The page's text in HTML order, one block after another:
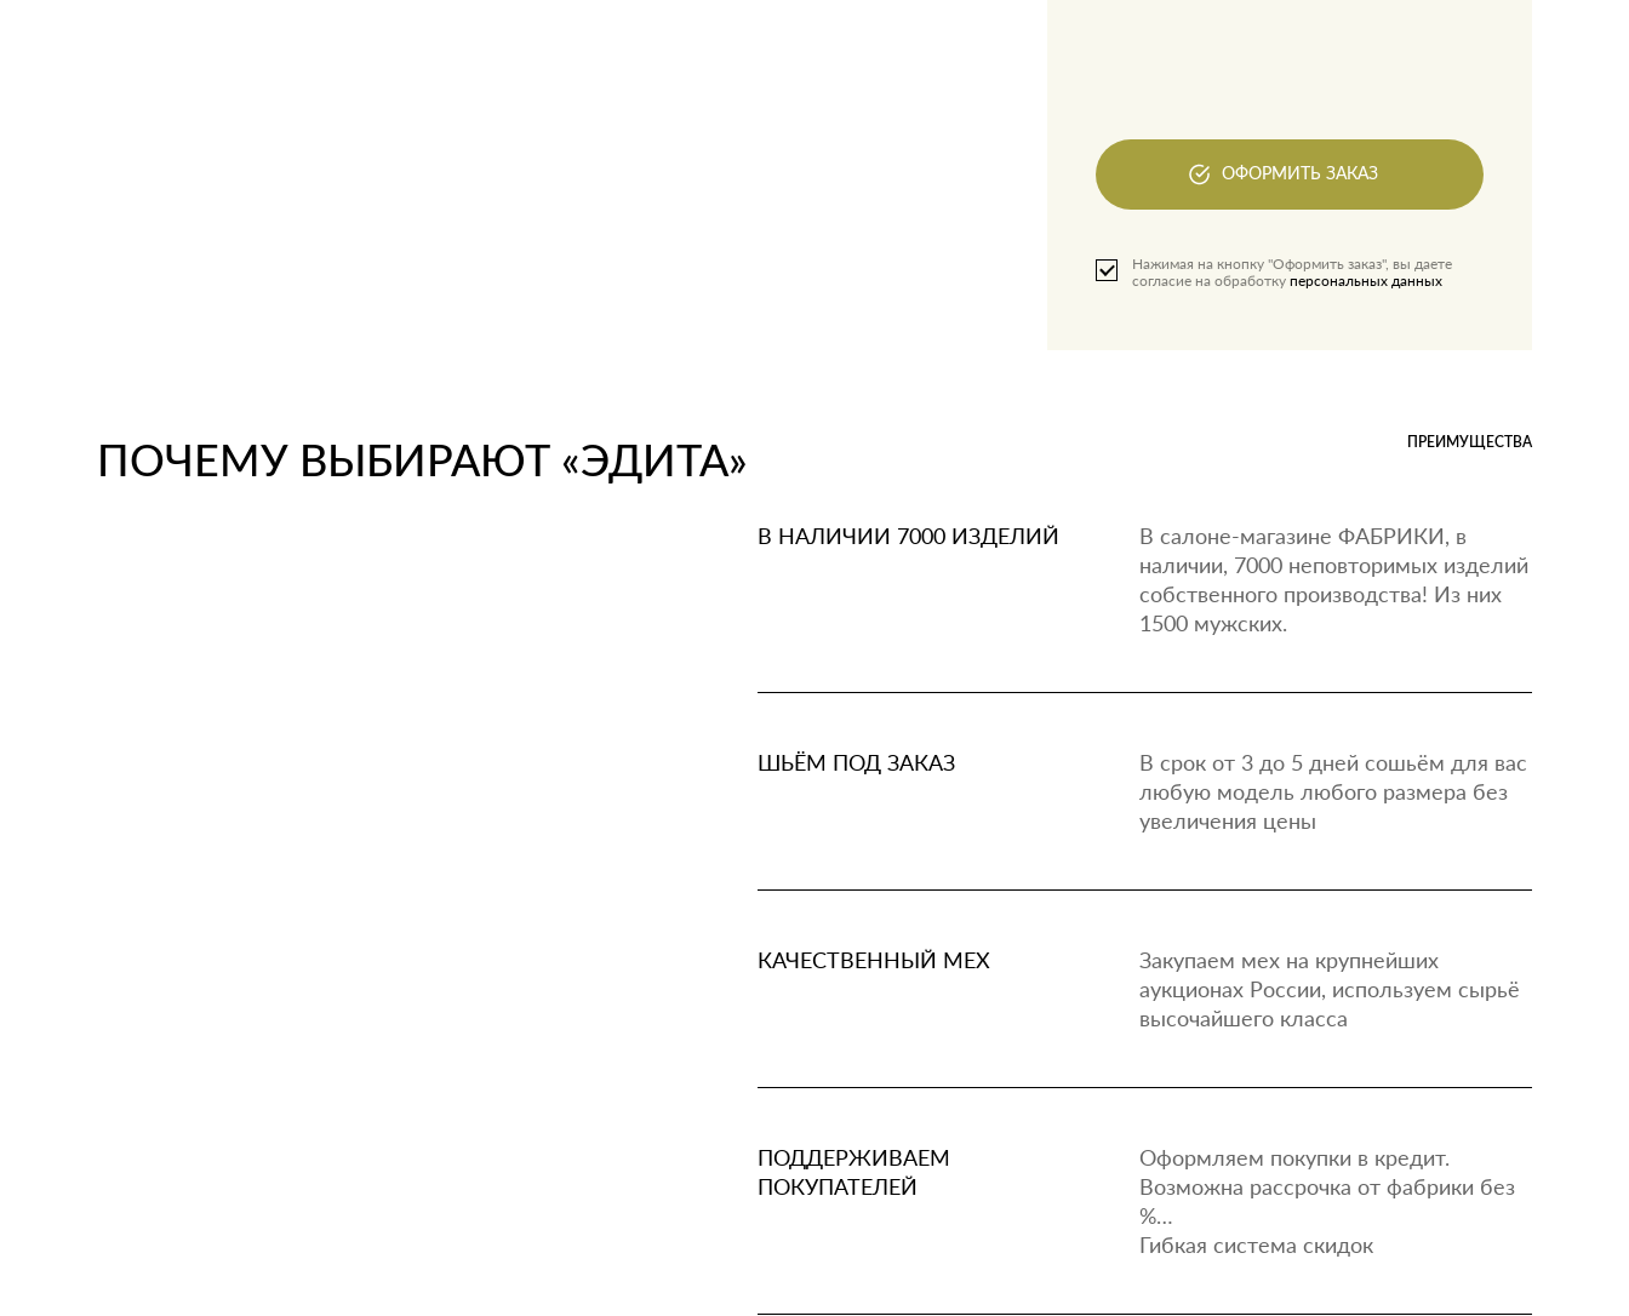
ОФОРМИТЬ ЗАКАЗ
Нажимая на кнопку "Оформить заказ", вы даете
согласие на обработку персональных данных
ПОЧЕМУ ВЫБИРАЮТ «ЭДИТА» ПРЕИМУЩЕСТВА
В НАЛИЧИИ 7000 ИЗДЕЛИЙ
В салоне-магазине ФАБРИКИ, в
наличии, 7000 неповторимых изделий
собственного производства! Из них
1500 мужских.
ШЬЁМ ПОД ЗАКАЗ
В срок от 3 до 5 дней сошьём для вас
любую модель любого размера без
увеличения цены
КАЧЕСТВЕННЫЙ МЕХ
Закупаем мех на крупнейших
аукционах России, используем сырьё
высочайшего класса
ПОДДЕРЖИВАЕМ
ПОКУПАТЕЛЕЙ
Оформляем покупки в кредит.
Возможна рассрочка от фабрики без
%…
Гибкая система скидок